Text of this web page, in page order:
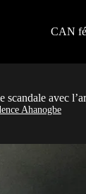
CAN
scandale avec
Ahanogbe